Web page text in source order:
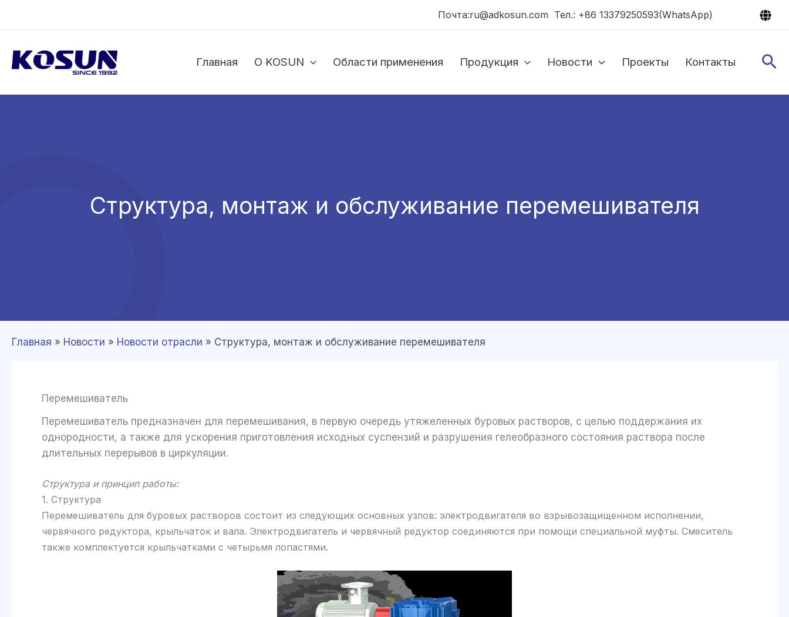
Почта:ru@adkosun.com Тел.: +86 13379250593(WhatsApp)
Главная О KOSUN Области применения Продукция Новости Проекты Контакты
Структура, монтаж и обслуживание перемешивателя
Главная » Новости » Новости отрасли » Структура, монтаж и обслуживание перемешивателя
Перемешиватель
Перемешиватель предназначен для перемешивания, в первую очередь утяжеленных буровых растворов, с целью поддержания их
однородности, а также для ускорения приготовления исходных суспензий и разрушения гелеобразного состояния раствора после
длительных перерывов в циркуляции.
Структура и принцип работы:
1. Структура
Перемешиватель для буровых растворов состоит из следующих основных узлов: электродвигателя во взрывозащищенном исполнении,
червячного редуктора, крыльчаток и вала. Электродвигатель и червячный редуктор соединяются при помощи специальной муфты. Смеситель
также комплектуется крыльчатками с четырьмя лопастями.